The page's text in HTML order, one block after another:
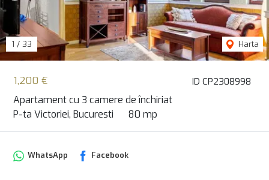
ID CP2308998
1,200 €
Apartament cu 3 camere de închiriat
P-ta Victoriei, Bucuresti
80 mp
1 / 33 Harta
WhatsApp Facebook